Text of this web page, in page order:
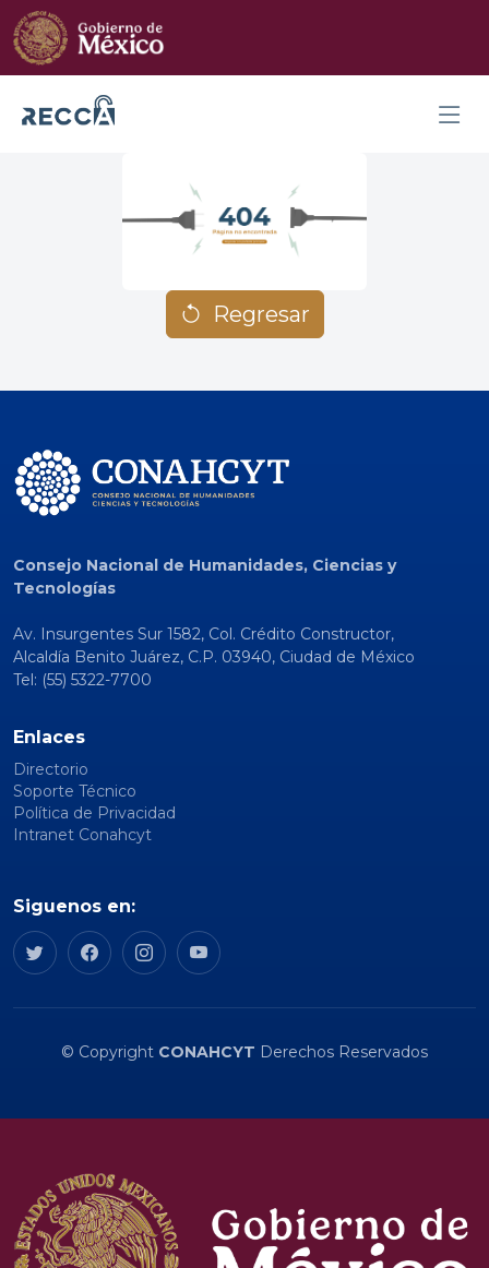
Regresar
Consejo Nacional de Humanidades, Ciencias y
Tecnologías
Av. Insurgentes Sur 1582, Col. Crédito Constructor,
Alcaldía Benito Juárez, C.P. 03940, Ciudad de México
Tel: (55) 5322-7700
Enlaces
Directorio
Soporte Técnico
Política de Privacidad
Intranet Conahcyt
Siguenos en:
© Copyright CONAHCYT Derechos Reservados